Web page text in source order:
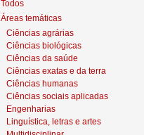
Todos
Áreas temáticas
Ciências agrárias
Ciências biológicas
Ciências da saúde
Ciências exatas e da terra
Ciências humanas
Ciências sociais aplicadas
Engenharias
Linguística, letras e artes